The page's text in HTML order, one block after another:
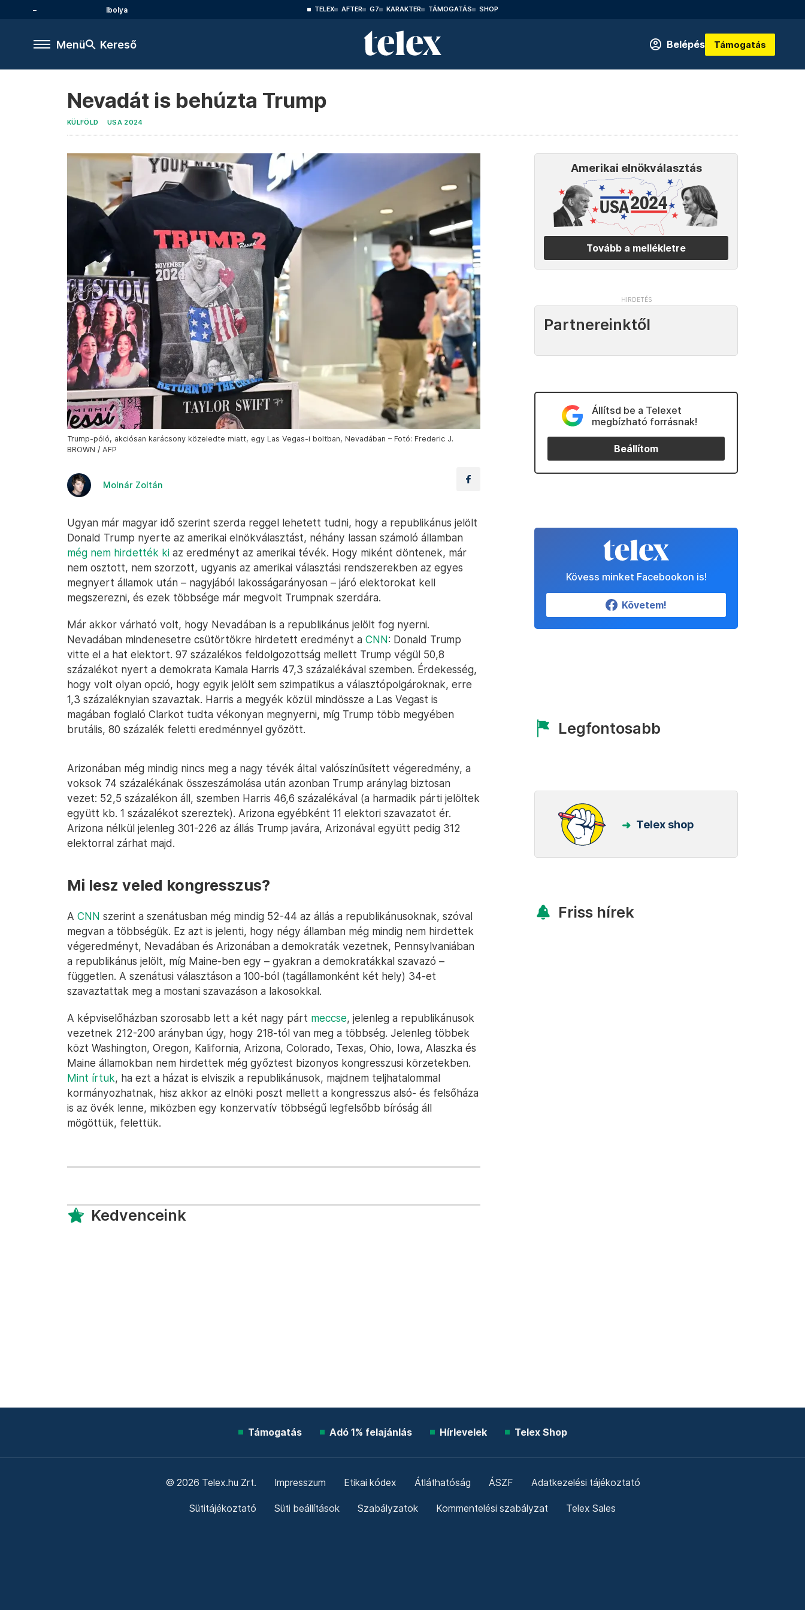
Ibolya TELEX AFTER G7 KARAKTER TÁMOGATÁS SHOP
Menü Kereső Belépés Támogatás
Nevadát is behúzta Trump
KÜLFÖLD USA 2024
Trump-póló, akciósan karácsony közeledte miatt, egy Las Vegas-i boltban, Nevadában – Fotó: Frederic J.
BROWN / AFP
Molnár Zoltán
Ugyan már magyar idő szerint szerda reggel lehetett tudni, hogy a republikánus jelölt
Donald Trump nyerte az amerikai elnökválasztást, néhány lassan számoló államban
még nem hirdették ki az eredményt az amerikai tévék. Hogy miként döntenek, már
nem osztott, nem szorzott, ugyanis az amerikai választási rendszerekben az egyes
megnyert államok után – nagyjából lakosságarányosan – járó elektorokat kell
megszerezni, és ezek többsége már megvolt Trumpnak szerdára.
Már akkor várható volt, hogy Nevadában is a republikánus jelölt fog nyerni.
Nevadában mindenesetre csütörtökre hirdetett eredményt a CNN: Donald Trump
vitte el a hat elektort. 97 százalékos feldolgozottság mellett Trump végül 50,8
százalékot nyert a demokrata Kamala Harris 47,3 százalékával szemben. Érdekesség,
hogy volt olyan opció, hogy egyik jelölt sem szimpatikus a választópolgároknak, erre
1,3 százaléknyian szavaztak. Harris a megyék közül mindössze a Las Vegast is
magában foglaló Clarkot tudta vékonyan megnyerni, míg Trump több megyében
brutális, 80 százalék feletti eredménnyel győzött.
Arizonában még mindig nincs meg a nagy tévék által valószínűsített végeredmény, a
voksok 74 százalékának összeszámolása után azonban Trump aránylag biztosan
vezet: 52,5 százalékon áll, szemben Harris 46,6 százalékával (a harmadik párti jelöltek
együtt kb. 1 százalékot szereztek). Arizona egyébként 11 elektori szavazatot ér.
Arizona nélkül jelenleg 301-226 az állás Trump javára, Arizonával együtt pedig 312
elektorral zárhat majd.
Mi lesz veled kongresszus?
A CNN szerint a szenátusban még mindig 52-44 az állás a republikánusoknak, szóval
megvan a többségük. Ez azt is jelenti, hogy négy államban még mindig nem hirdettek
végeredményt, Nevadában és Arizonában a demokraták vezetnek, Pennsylvaniában
a republikánus jelölt, míg Maine-ben egy – gyakran a demokratákkal szavazó –
független. A szenátusi választáson a 100-ból (tagállamonként két hely) 34-et
szavaztattak meg a mostani szavazáson a lakosokkal.
A képviselőházban szorosabb lett a két nagy párt meccse, jelenleg a republikánusok
vezetnek 212-200 arányban úgy, hogy 218-tól van meg a többség. Jelenleg többek
közt Washington, Oregon, Kalifornia, Arizona, Colorado, Texas, Ohio, Iowa, Alaszka és
Maine államokban nem hirdettek még győztest bizonyos kongresszusi körzetekben.
Mint írtuk, ha ezt a házat is elviszik a republikánusok, majdnem teljhatalommal
kormányozhatnak, hisz akkor az elnöki poszt mellett a kongresszus alsó- és felsőháza
is az övék lenne, miközben egy konzervatív többségű legfelsőbb bíróság áll
mögöttük, felettük.
Kedvenceink
Amerikai elnökválasztás
Tovább a mellékletre
Partnereinktől
Állítsd be a Telexet
megbízható forrásnak!
Beállítom
Kövess minket Facebookon is!
Követem!
Legfontosabb
Telex shop
Friss hírek
Támogatás Adó 1% felajánlás Hírlevelek Telex Shop
© 2026 Telex.hu Zrt. Impresszum Etikai kódex Átláthatóság ÁSZF Adatkezelési tájékoztató
Sütitájékoztató Süti beállítások Szabályzatok Kommentelési szabályzat Telex Sales